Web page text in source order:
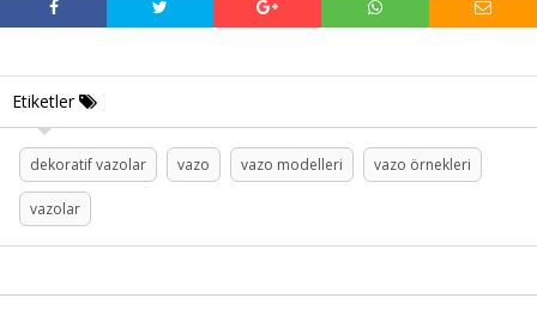
Etiketler
dekoratif vazolar vazo vazo modelleri vazo örnekleri
vazolar